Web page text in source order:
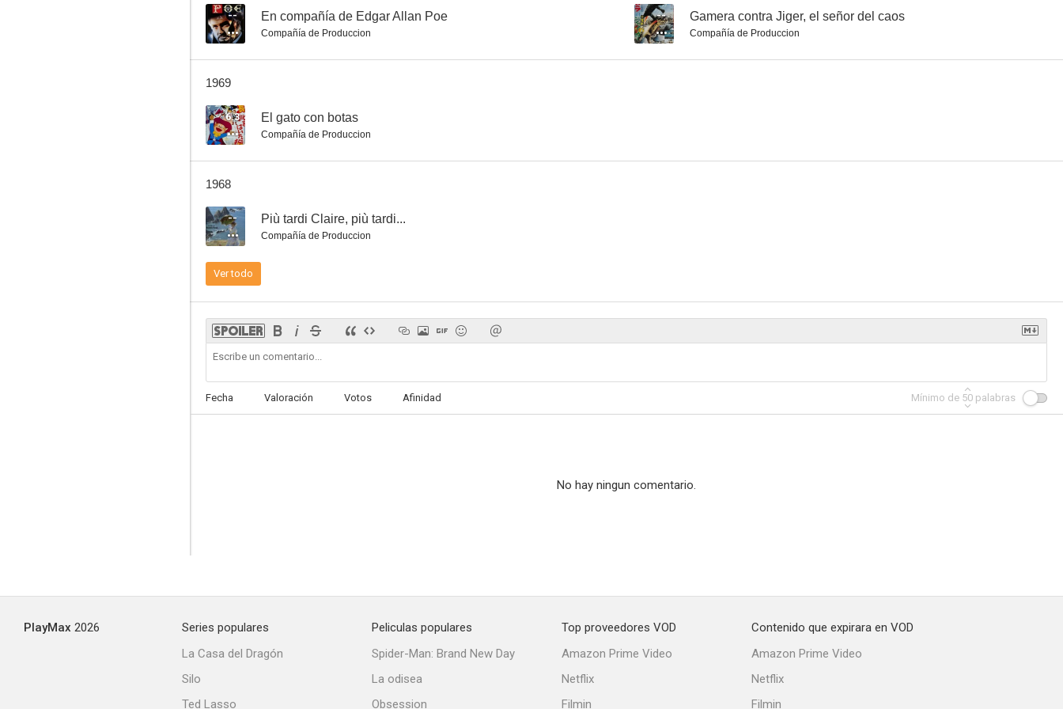
-- En compañía de Edgar Allan Poe
Compañía de Produccion
-- Gamera contra Jiger, el señor del caos
Compañía de Produccion
1969
6.3 El gato con botas
Compañía de Produccion
1968
-- Più tardi Claire, più tardi...
Compañía de Produccion
Ver todo
Fecha Valoración Votos Afinidad Mínimo de 50 palabras
No hay ningun comentario.
PlayMax 2026
Series populares
La Casa del Dragón
Silo
Ted Lasso
Peliculas populares
Spider-Man: Brand New Day
La odisea
Obsession
Top proveedores VOD
Amazon Prime Video
Netflix
Filmin
Contenido que expirara en VOD
Amazon Prime Video
Netflix
Filmin